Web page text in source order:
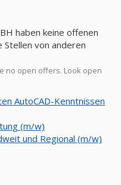
haben keine offenen
Stellen von anderen
no open offers. Look open
AutoCAD-Kenntnissen
(m/w)
und Regional (m/w)